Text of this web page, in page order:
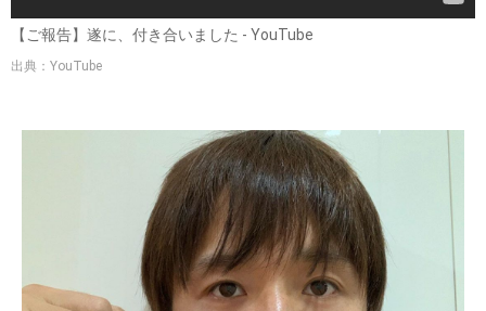
【ご報告】遂に、付き合いました - YouTube
出典：YouTube